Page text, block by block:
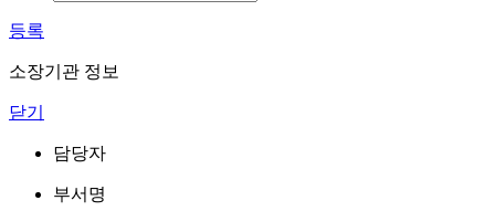
등록
소장기관 정보
닫기
담당자
부서명